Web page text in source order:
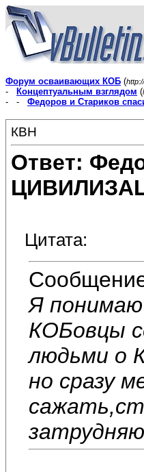
Форум осваивающих КОБ (
-
Концептуальным взглядом (
- - Федоров и Стариков
КВН
Ответ:
Цитата:
Я понимаю
КОБовцы
людьми о
но сразу